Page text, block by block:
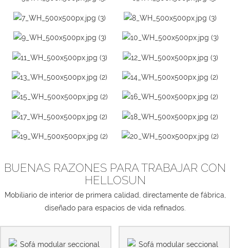
BUENAS RAZONES PARA TRABAJAR CON
HELLOSUN
Mobiliario de interior de primera calidad, directamente de fábrica,
diseñado para espacios de vida refinados.